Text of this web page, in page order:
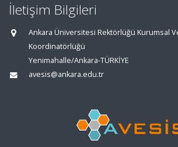
İletişim Bilgileri
Ankara Üniversitesi Rektörlüğü Kurumsal
Koordinatörlüğü
Yenimahalle/Ankara-TÜRKİYE
avesis@ankara.edu.tr